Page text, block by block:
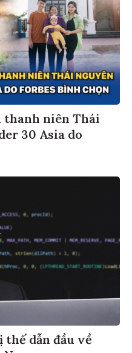
thanh niên Thái
30 Asia do
thế dẫn đầu về